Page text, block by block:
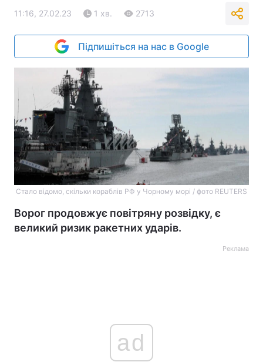
11:16, 27.02.23 1 хв. 2713
Підпишіться на нас в Google
Стало відомо, скільки кораблів РФ у Чорному морі / фото REUTERS
Ворог продовжує повітряну розвідку, є
великий ризик ракетних ударів.
Реклама
ad